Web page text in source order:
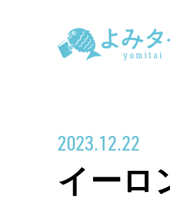
2023.12.22
イーロ